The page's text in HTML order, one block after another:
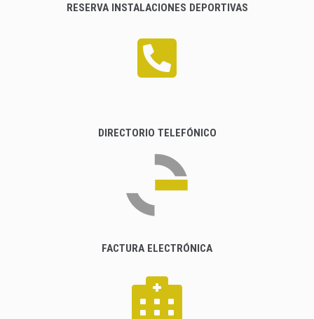
RESERVA INSTALACIONES DEPORTIVAS
DIRECTORIO TELEFÓNICO
FACTURA ELECTRÓNICA